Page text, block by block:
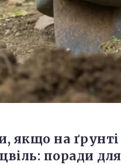
якщо на ґрунті
поради для